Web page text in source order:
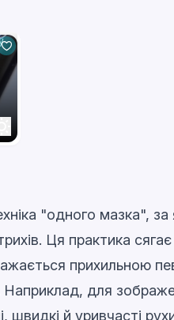
"одного мазка", за
Ця практика сягає
прихильною
для
швидкі й уривчасті